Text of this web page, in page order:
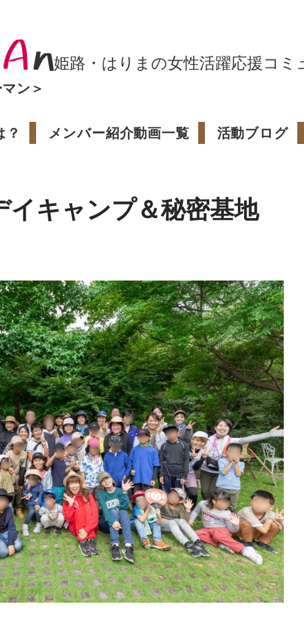
ン＞
姫路・はりまの女性活躍応援コミ
？ メンバー紹介動画一覧 活動ブログ
イキャンプ＆秘密基地